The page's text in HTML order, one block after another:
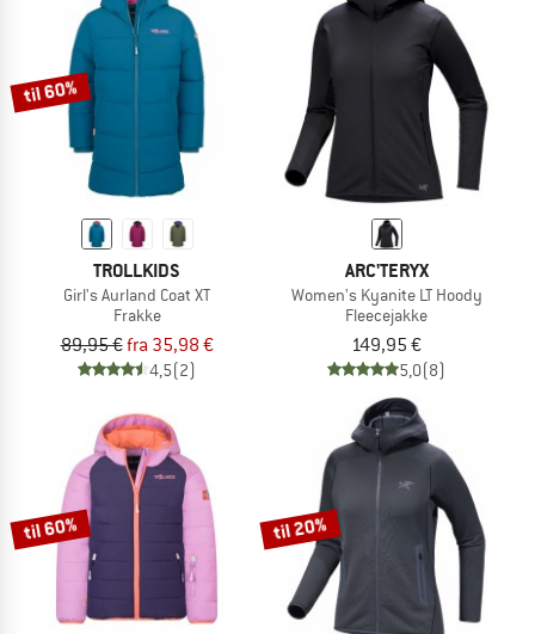
til 60%
TROLLKIDS
Girl's Aurland Coat XT
Frakke
89,95 €fra 35,98 €
4,5(2)
ARC'TERYX
Women's Kyanite LT Hoody
Fleecejakke
149,95 €
5,0(8)
til 60% til 20%